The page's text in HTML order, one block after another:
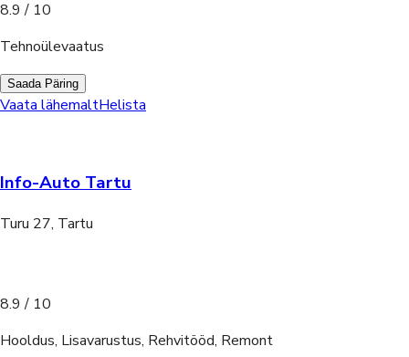
8.9 / 10
Tehnoülevaatus
Saada Päring
Vaata lähemaltHelista
Info-Auto Tartu
Turu 27, Tartu
8.9 / 10
Hooldus, Lisavarustus, Rehvitööd, Remont